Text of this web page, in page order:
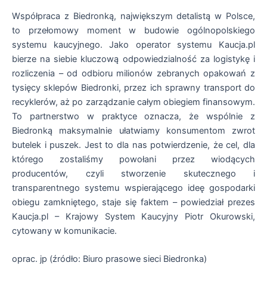
Współpraca z Biedronką, największym detalistą w Polsce,
to przełomowy moment w budowie ogólnopolskiego
systemu kaucyjnego. Jako operator systemu Kaucja.pl
bierze na siebie kluczową odpowiedzialność za logistykę i
rozliczenia – od odbioru milionów zebranych opakowań z
tysięcy sklepów Biedronki, przez ich sprawny transport do
recyklerów, aż po zarządzanie całym obiegiem finansowym.
To partnerstwo w praktyce oznacza, że wspólnie z
Biedronką maksymalnie ułatwiamy konsumentom zwrot
butelek i puszek. Jest to dla nas potwierdzenie, że cel, dla
którego zostaliśmy powołani przez wiodących
producentów, czyli stworzenie skutecznego i
transparentnego systemu wspierającego ideę gospodarki
obiegu zamkniętego, staje się faktem – powiedział prezes
Kaucja.pl – Krajowy System Kaucyjny Piotr Okurowski,
cytowany w komunikacie.
oprac. jp (źródło: Biuro prasowe sieci Biedronka)